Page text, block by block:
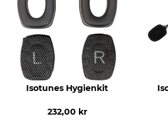
Produkttyp
Hörselskydd
30 dB
Batterityp
Li-Ion-batteri
FärgIsotunes Hygienkit
232,00 kr